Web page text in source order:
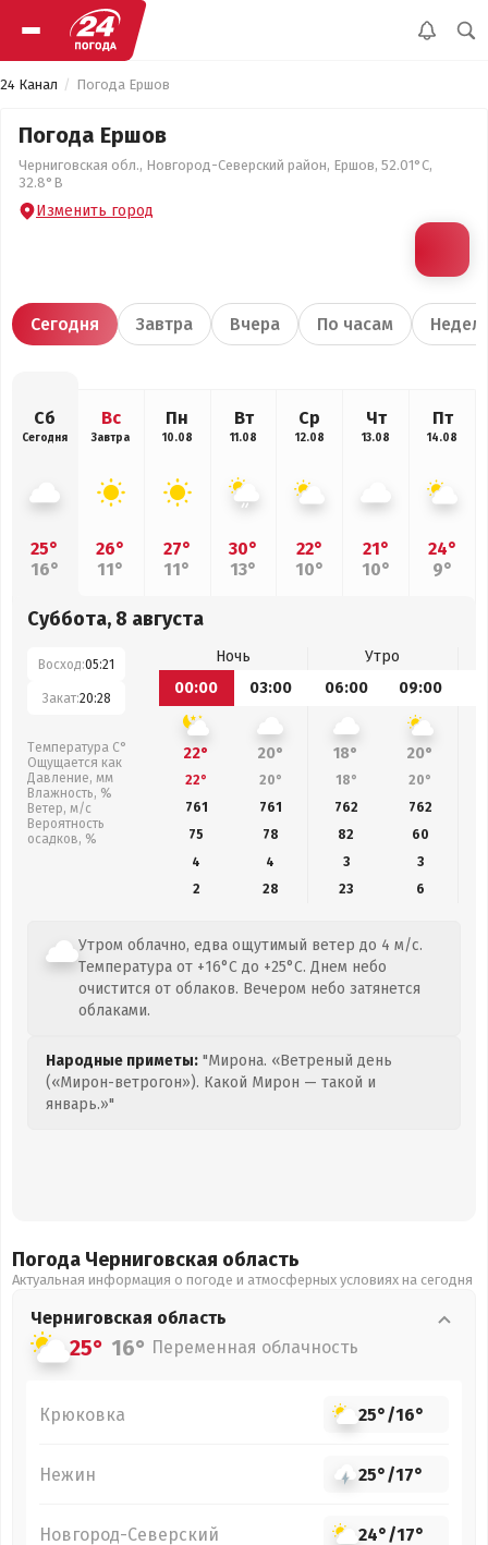
24 Канал Погода Ершов
Погода Ершов
Черниговская обл., Новгород-Северский район, Ершов, 52.01°С,
32.8°В
Изменить город
Сегодня Завтра Вчера По часам
Сб
Сегодня
25°
16°
Вс
Завтра
26°
11°
Пн
10.08
27°
11°
Вт
11.08
30°
13°
Ср
12.08
22°
10°
Чт
13.08
21°
10°
Пт
14.08
24°
9°
Суббота, 8 августа
Восход:05:21
Закат:20:28
Температура С°
Ощущается как
Давление, мм
Влажность, %
Ветер, м/с
Вероятность
осадков, %
Ночь
Утро
00:00
03:00 06:00 09:00
22° 20° 18° 20°
22° 20° 18° 20°
761
761 762 762
75
78 82 60
4
4 3
3
2
28 23 6
Утром облачно, едва ощутимый ветер до 4 м/с.
Температура от +16°C до +25°C. Днем небо
очистится от облаков. Вечером небо затянется
облаками.
Народные приметы: "Мирона. «Ветреный день
(«Мирон-ветрогон»). Какой Мирон — такой и
январь.»"
Погода Черниговская область
Актуальная информация о погоде и атмосферных условиях на сегодня
Черниговская область
25° 16° Переменная облачность
Крюковка 25°/16°
Нежин 25°/17°
Новгород-Северский 24°/17°